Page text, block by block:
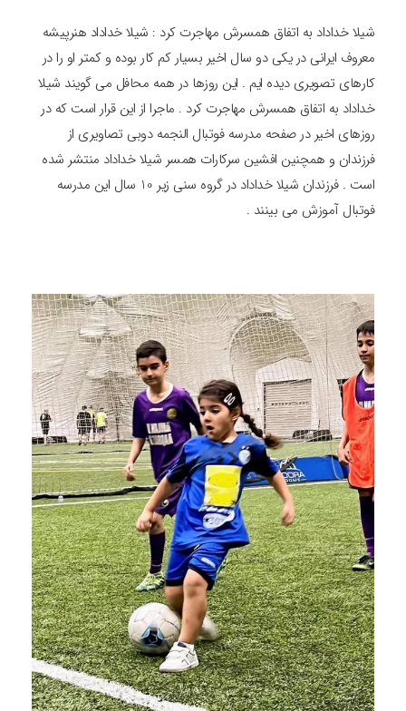
شیلا خداداد به اتفاق همسرش مهاجرت کرد : شیلا خداداد هنرپیشه
معروف ایرانی در یکی دو سال اخیر بسیار کم کار بوده و کمتر او را در
کارهای تصویری دیده ایم . این روزها در همه محافل می گویند شیلا
خداداد به اتفاق همسرش مهاجرت کرد . ماجرا از این قرار است که در
روزهای اخیر در صفحه مدرسه فوتبال النجمه دوبی تصاویری از
فرزندان و همچنین افشین سرکارات همسر شیلا خداداد منتشر شده
است . فرزندان شیلا خداداد در گروه سنی زیر 10 سال این مدرسه
فوتبال آموزش می بینند .